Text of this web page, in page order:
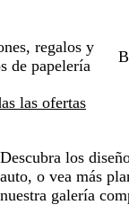
regalos y
de papelería
las ofertas
Descubra los
auto, o vea más
nuestra galería